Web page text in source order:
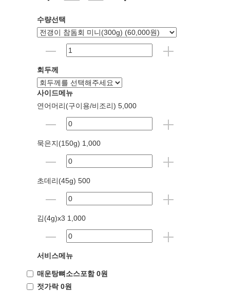
수량선택
회두께
사이드메뉴
연어머리(구이용/비조리) 5,000
묵은지(150g) 1,000
초데리(45g) 500
김(4g)x3 1,000
서비스메뉴
매운탕뼈소스포함 0원
젓가락 0원